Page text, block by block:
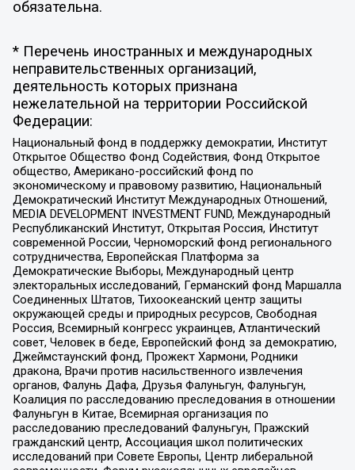
обязательна.
* Перечень иностранных и международных
неправительственных организаций,
деятельность которых признана
нежелательной на территории Российской
Федерации:
Национальный фонд в поддержку демократии, Институт
Открытое Общество Фонд Содействия, Фонд Открытое
общество, Американо-российский фонд по
экономическому и правовому развитию, Национальный
Демократический Институт Международных Отношений,
MEDIA DEVELOPMENT INVESTMENT FUND, Международный
Республиканский Институт, Открытая Россия, Институт
современной России, Черноморский фонд регионального
сотрудничества, Европейская Платформа за
Демократические Выборы, Международный центр
электоральных исследований, Германский фонд Маршалла
Соединенных Штатов, Тихоокеанский центр защиты
окружающей среды и природных ресурсов, Свободная
Россия, Всемирный конгресс украинцев, Атлантический
совет, Человек в беде, Европейский фонд за демократию,
Джеймстаунский фонд, Прожект Хармони, Родники
дракона, Врачи против насильственного извлечения
органов, Фалунь Дафа, Друзья Фалуньгун, Фалуньгун,
Коалиция по расследованию преследования в отношении
Фалуньгун в Китае, Всемирная организация по
расследованию преследований Фалуньгун, Пражский
гражданский центр, Ассоциация школ политических
исследований при Совете Европы, Центр либеральной